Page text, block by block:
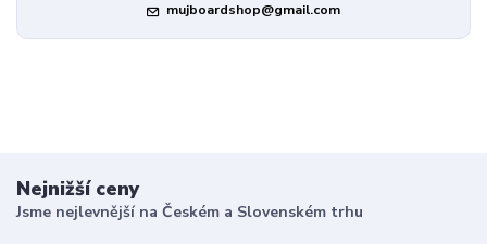
mujboardshop@gmail.com
Nejnižší ceny
Jsme nejlevnější na Českém a Slovenském trhu